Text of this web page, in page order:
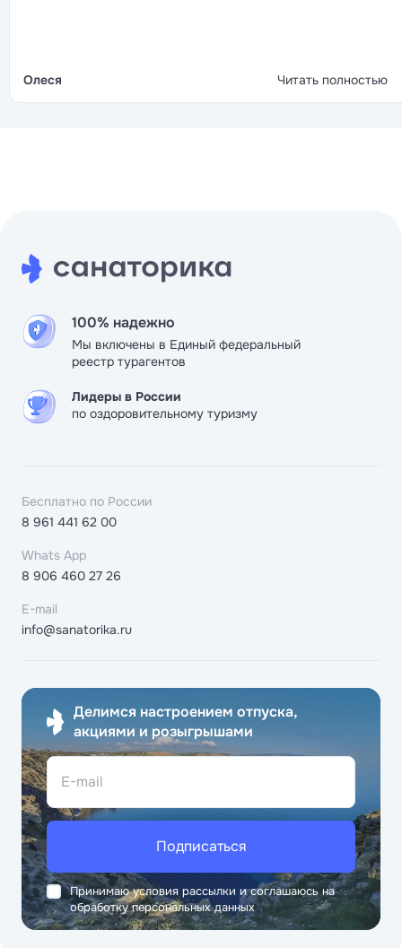
Олеся Читать полностью
100% надежно
Мы включены в Единый федеральный
реестр турагентов
Лидеры в России
по оздоровительному туризму
Бесплатно по России
8 961 441 62 00
Whats App
8 906 460 27 26
E-mail
info@sanatorika.ru
Делимся настроением отпуска,
акциями и розыгрышами
E-mail
Подписаться
Принимаю условия рассылки и соглашаюсь на
обработку персональных данных